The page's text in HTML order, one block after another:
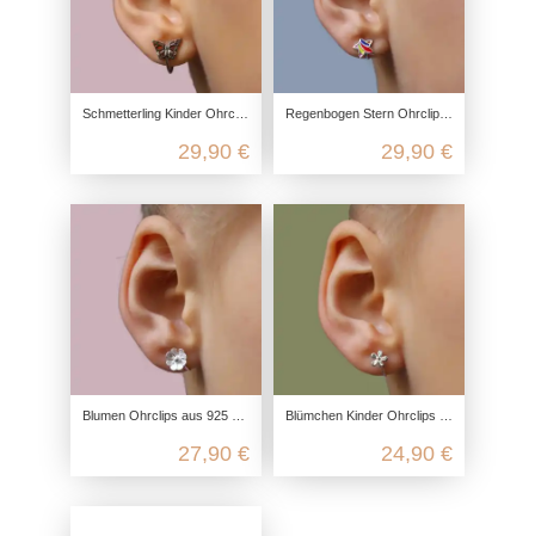
Schmetterling Kinder Ohrclips, Silber Ohrclips nickelfrei, 925 Sterling Silber, Kinderschmuck echt Silber, Mädchen Ohrclips
29,90 €
Regenbogen Stern Ohrclips für Kinder aus echt Silber
29,90 €
Blumen Ohrclips aus 925 Sterling Silber
27,90 €
Blümchen Kinder Ohrclips aus 925 Sterling Silber
24,90 €